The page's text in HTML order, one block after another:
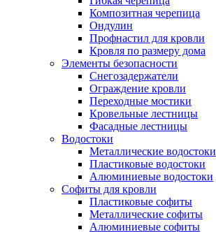
Композитная черепица
Ондулин
Профнастил для кровли
Кровля по размеру дома
Элементы безопасности
Снегозадержатели
Ограждение кровли
Переходные мостики
Кровельные лестницы
Фасадные лестницы
Водостоки
Металлические водостоки
Пластиковые водостоки
Алюминиевые водостоки
Софиты для кровли
Пластиковые софиты
Металлические софиты
Алюминиевые софиты